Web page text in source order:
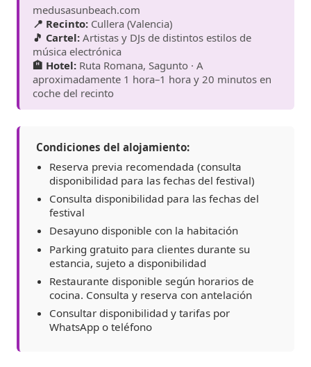
medusasunbeach.com
📍 Recinto: Cullera (Valencia)
🎵 Cartel: Artistas y DJs de distintos estilos de
música electrónica
🏨 Hotel: Ruta Romana, Sagunto · A
aproximadamente 1 hora–1 hora y 20 minutos en
coche del recinto
Condiciones del alojamiento:
Reserva previa recomendada (consulta
disponibilidad para las fechas del festival)
Consulta disponibilidad para las fechas del
festival
Desayuno disponible con la habitación
Parking gratuito para clientes durante su
estancia, sujeto a disponibilidad
Restaurante disponible según horarios de
cocina. Consulta y reserva con antelación
Consultar disponibilidad y tarifas por
WhatsApp o teléfono